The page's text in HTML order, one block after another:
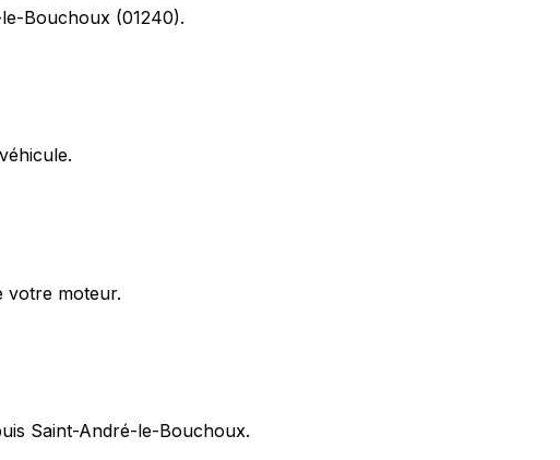
Bouchoux (01240).
votre moteur.
Saint-André-le-Bouchoux.